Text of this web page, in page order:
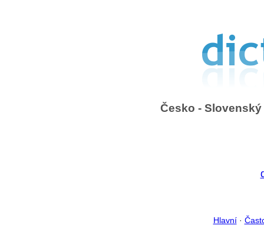
Česko -
Hlavní·